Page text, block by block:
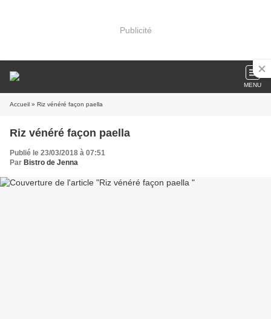
Publicité
MENU
Accueil » Riz vénéré façon paella
Riz vénéré façon paella
Publié le 23/03/2018 à 07:51
Par Bistro de Jenna